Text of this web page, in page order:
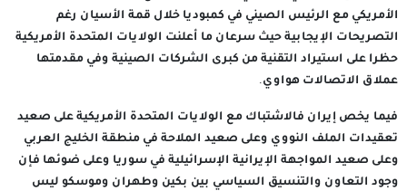
الأمريكي مع الرئيس الصيني في كمبوديا خلال قمة الأسيان رغم
التصريحات الإيجابية حيث سرعان ما أعلنت الولايات المتحدة الأمريكية
حظرا على استيراد التقنية من كبرى الشركات الصينية وفي مقدمتها
عملاق الاتصالات هواوي.
فيما يخص إيران فالاشتباك مع الولايات المتحدة الأمريكية على صعيد
تعقيدات الملف النووي وعلى صعيد الملاحة في منطقة الخليج العربي
وعلى صعيد المواجهة الإيرانية الإسرائيلية في سوريا وعلى ضوئها فإن
وجود التعاون والتنسيق السياسي بين بكين وطهران وموسكو ليس